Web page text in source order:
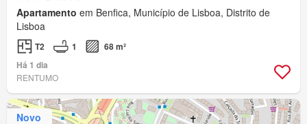
Apartamento em Benfica, Município de Lisboa, Distrito de
Lisboa
T2 1
68 m²
Há 1 dia
RENTUMO
Novo